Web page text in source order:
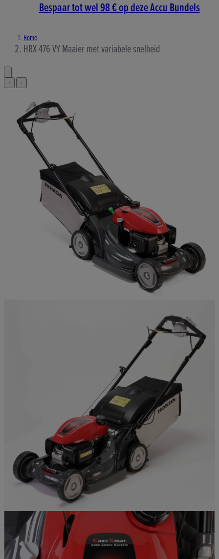
Bespaar tot wel 98 € op deze Accu Bundels
Home
HRX 476 VY Maaier met variabele snelheid